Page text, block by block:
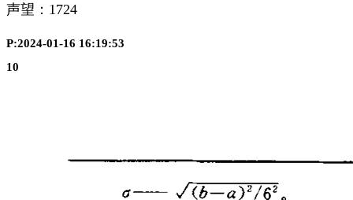
声望： 1724
P:2024-01-16 16:19:53
10